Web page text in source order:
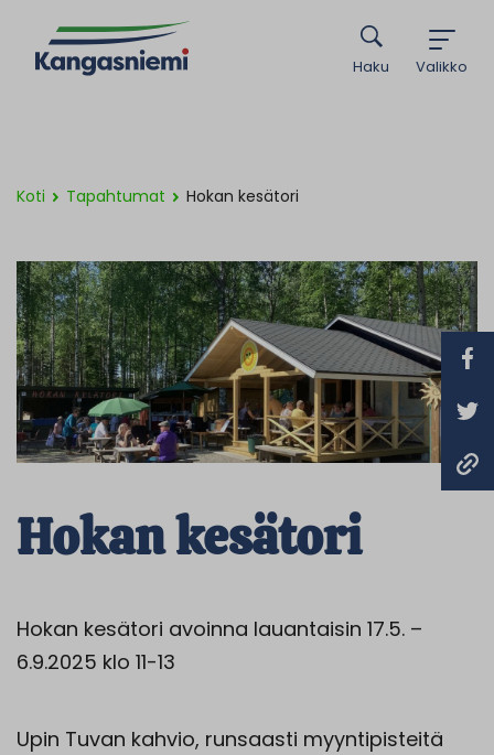
Valikko
Haku
Koti Tapahtumat Hokan kesätori
Hokan kesätori
Hokan kesätori avoinna lauantaisin 17.5. –
6.9.2025 klo 11-13
Upin Tuvan kahvio, runsaasti myyntipisteitä